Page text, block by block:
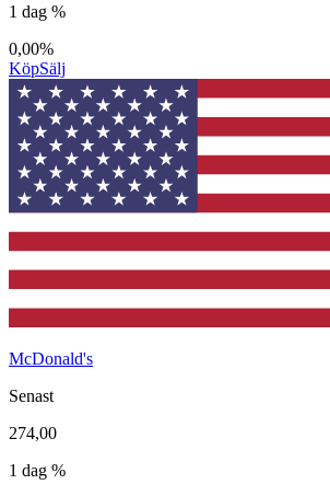
1 dag %
0,00%
KöpSälj
McDonald's
Senast
274,00
1 dag %